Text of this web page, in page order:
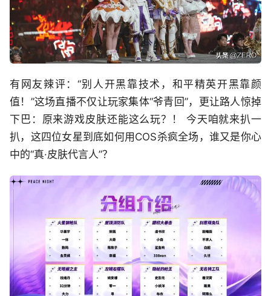
有网友辣评：“别人开黑靠技术，和平精英开黑靠颜
值！”这场直播不仅让玩家集体“爷青回”，更让路人惊掉
下巴：原来游戏皮肤还能这么玩？！ 今天咱就来扒一
扒，这四位女星到底如何用COS杀疯全场，谁又是你心
中的“真·皮肤代言人”？